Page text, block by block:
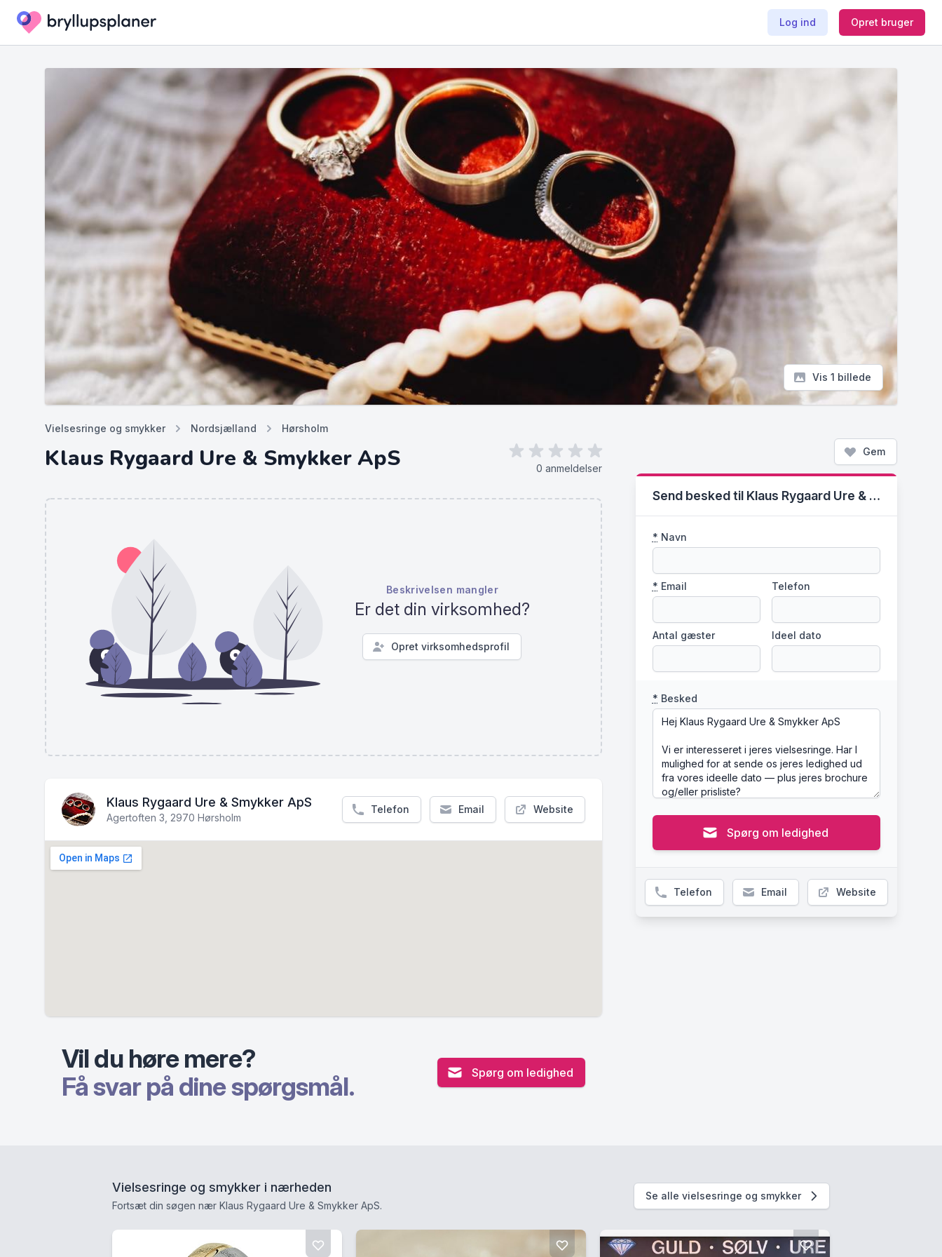
Log ind Opret bruger
Vis 1 billede
Vielsesringe og smykker Nordsjælland Hørsholm
Klaus Rygaard Ure & Smykker ApS 0 anmeldelser
Beskrivelsen mangler
Er det din virksomhed?
Opret virksomhedsprofil
Klaus Rygaard Ure & Smykker ApS
Agertoften 3, 2970 Hørsholm
Telefon Email Website
Vil du høre mere?
Få svar på dine spørgsmål.
Spørg om ledighed
Gem
Send besked til Klaus Rygaard Ure & Smykker ApS
* Navn
* Email Telefon
Antal gæster Ideel dato
* Besked
Spørg om ledighed
Telefon Email Website
Vielsesringe og smykker i nærheden
Fortsæt din søgen nær Klaus Rygaard Ure & Smykker ApS.
Se alle vielsesringe og smykker